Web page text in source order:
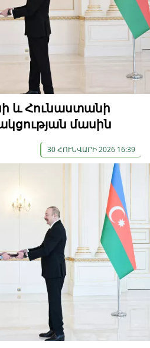
և Հունաստանի
մասին
30 ՀՈՒՆՎԱՐԻ 2026 16:39